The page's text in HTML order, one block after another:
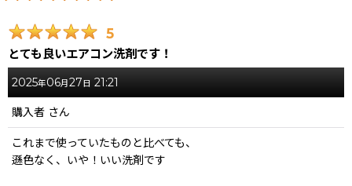
5
とても良いエアコン洗剤です！
2025年06月27日 21:21
購入者 さん
これまで使っていたものと比べても、
遜色なく、いや！いい洗剤です